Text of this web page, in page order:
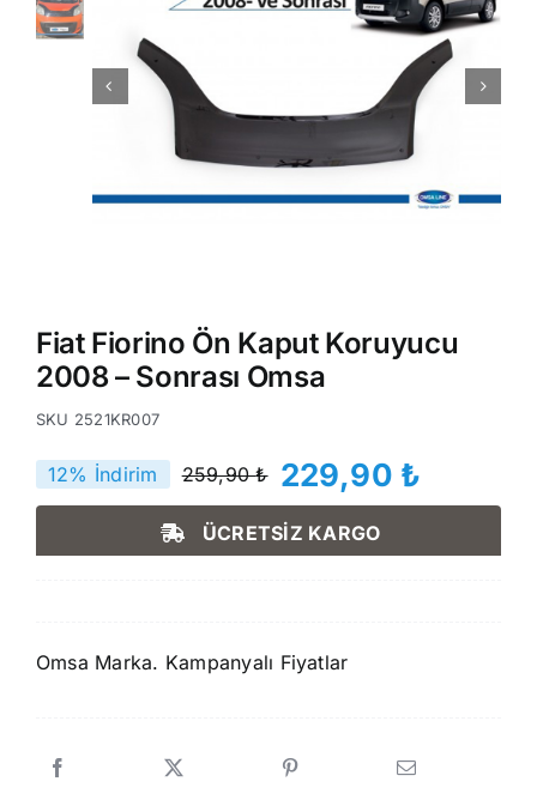
Fiat Fiorino Ön Kaput Koruyucu
2008 – Sonrası Omsa
SKU 2521KR007
259,90₺
Orijinal
fiyat:
259,90 ₺.
229,90 ₺
Şu
andaki
fiyat:
12% İndirim
ÜCRETSİZ KARGO
Omsa Marka. Kampanyalı Fiyatlar